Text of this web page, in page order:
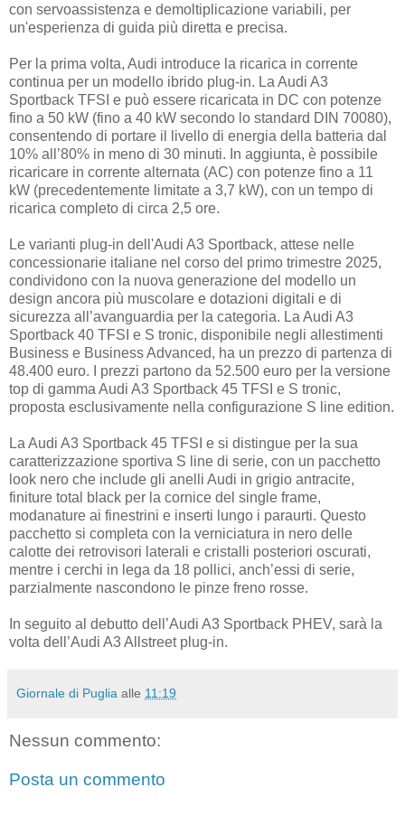
con servoassistenza e demoltiplicazione variabili, per
un'esperienza di guida più diretta e precisa.
Per la prima volta, Audi introduce la ricarica in corrente
continua per un modello ibrido plug-in. La Audi A3
Sportback TFSI e può essere ricaricata in DC con potenze
fino a 50 kW (fino a 40 kW secondo lo standard DIN 70080),
consentendo di portare il livello di energia della batteria dal
10% all’80% in meno di 30 minuti. In aggiunta, è possibile
ricaricare in corrente alternata (AC) con potenze fino a 11
kW (precedentemente limitate a 3,7 kW), con un tempo di
ricarica completo di circa 2,5 ore.
Le varianti plug-in dell'Audi A3 Sportback, attese nelle
concessionarie italiane nel corso del primo trimestre 2025,
condividono con la nuova generazione del modello un
design ancora più muscolare e dotazioni digitali e di
sicurezza all’avanguardia per la categoria. La Audi A3
Sportback 40 TFSI e S tronic, disponibile negli allestimenti
Business e Business Advanced, ha un prezzo di partenza di
48.400 euro. I prezzi partono da 52.500 euro per la versione
top di gamma Audi A3 Sportback 45 TFSI e S tronic,
proposta esclusivamente nella configurazione S line edition.
La Audi A3 Sportback 45 TFSI e si distingue per la sua
caratterizzazione sportiva S line di serie, con un pacchetto
look nero che include gli anelli Audi in grigio antracite,
finiture total black per la cornice del single frame,
modanature ai finestrini e inserti lungo i paraurti. Questo
pacchetto si completa con la verniciatura in nero delle
calotte dei retrovisori laterali e cristalli posteriori oscurati,
mentre i cerchi in lega da 18 pollici, anch’essi di serie,
parzialmente nascondono le pinze freno rosse.
In seguito al debutto dell’Audi A3 Sportback PHEV, sarà la
volta dell’Audi A3 Allstreet plug-in.
Giornale di Puglia alle 11:19
Nessun commento:
Posta un commento